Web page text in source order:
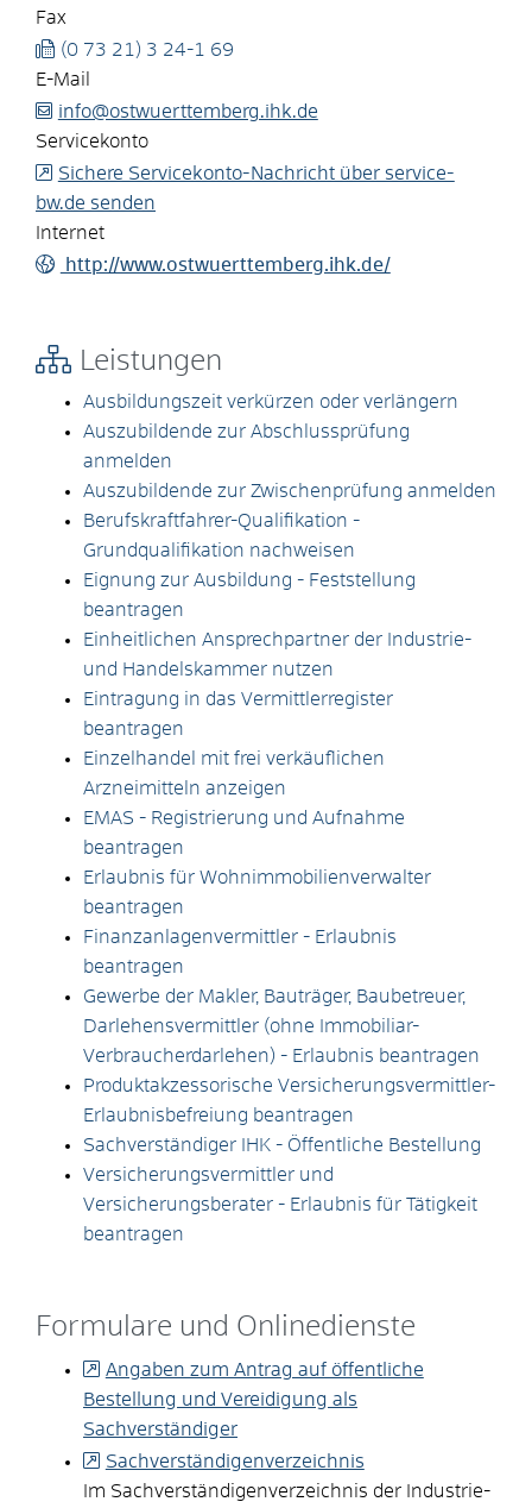
Fax
(0 73 21) 3 24-1 69
E-Mail
info@ostwuerttemberg.ihk.de
Servicekonto
Sichere Servicekonto-Nachricht über service-
bw.de senden
Internet
http://www.ostwuerttemberg.ihk.de/
Leistungen
Ausbildungszeit verkürzen oder verlängern
Auszubildende zur Abschlussprüfung
anmelden
Auszubildende zur Zwischenprüfung anmelden
Berufskraftfahrer-Qualifikation -
Grundqualifikation nachweisen
Eignung zur Ausbildung - Feststellung
beantragen
Einheitlichen Ansprechpartner der Industrie-
und Handelskammer nutzen
Eintragung in das Vermittlerregister
beantragen
Einzelhandel mit frei verkäuflichen
Arzneimitteln anzeigen
EMAS - Registrierung und Aufnahme
beantragen
Erlaubnis für Wohnimmobilienverwalter
beantragen
Finanzanlagenvermittler - Erlaubnis
beantragen
Gewerbe der Makler, Bauträger, Baubetreuer,
Darlehensvermittler (ohne Immobiliar-
Verbraucherdarlehen) - Erlaubnis beantragen
Produktakzessorische Versicherungsvermittler-
Erlaubnisbefreiung beantragen
Sachverständiger IHK - Öffentliche Bestellung
Versicherungsvermittler und
Versicherungsberater - Erlaubnis für Tätigkeit
beantragen
Formulare und Onlinedienste
Angaben zum Antrag auf öffentliche
Bestellung und Vereidigung als
Sachverständiger
Sachverständigenverzeichnis
Im Sachverständigenverzeichnis der Industrie-